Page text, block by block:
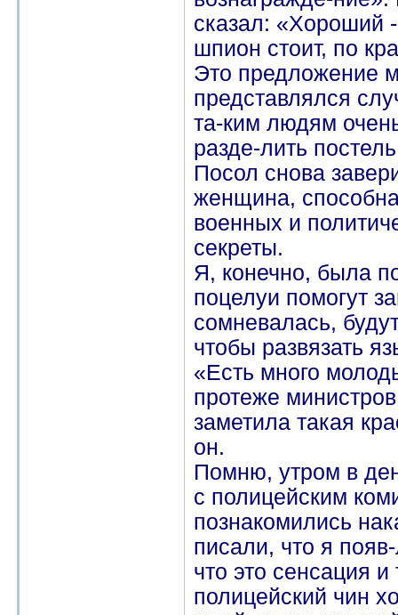
сказал: «Хороший
шпион стоит, по
Это предложение
представлялся
та-ким людям
разде-лить
Посол снова
женщина,
военных и
секреты.
Я, конечно, была
поцелуи помогут
сомневалась,
чтобы развязать
«Есть много
протеже
заметила такая
он.
Помню, утром в
с полицейским
познакомились
писали, что я
что это сенсация
полицейский чин